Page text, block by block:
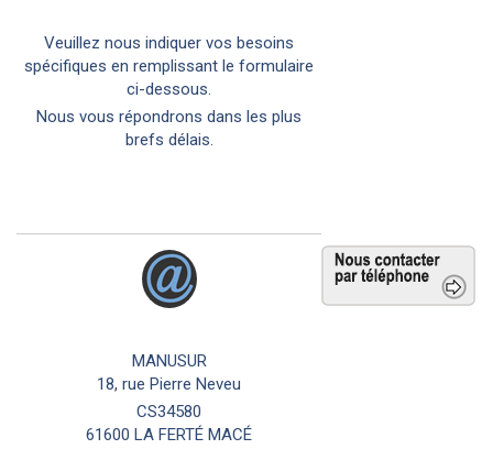
Veuillez nous indiquer vos besoins
spécifiques en remplissant le formulaire
ci-dessous.
Nous vous répondrons dans les plus
brefs délais.
MANUSUR
18, rue Pierre Neveu
CS34580
61600 LA FERTÉ MACÉ